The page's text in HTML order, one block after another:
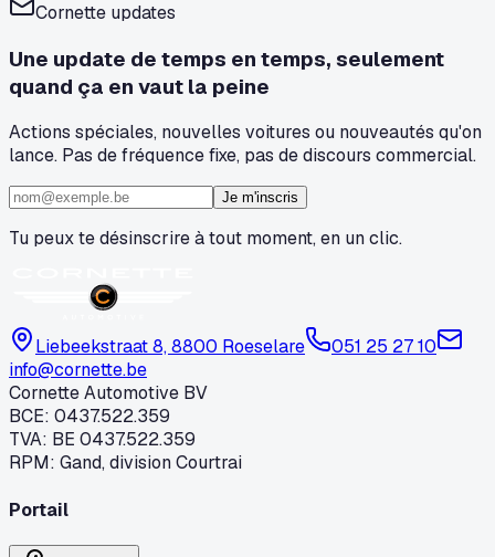
Cornette updates
Une update de temps en temps, seulement
quand ça en vaut la peine
Actions spéciales, nouvelles voitures ou nouveautés qu'on
lance. Pas de fréquence fixe, pas de discours commercial.
Je m'inscris
Tu peux te désinscrire à tout moment, en un clic.
Liebeekstraat 8, 8800 Roeselare
051 25 27 10
info@cornette.be
Cornette Automotive BV
BCE: 0437.522.359
TVA: BE 0437.522.359
RPM: Gand, division Courtrai
Portail